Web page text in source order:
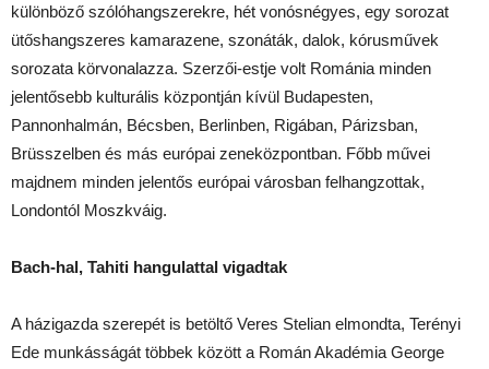
különböző szólóhangszerekre, hét vonósnégyes, egy sorozat
ütőshangszeres kamarazene, szonáták, dalok, kórusművek
sorozata körvonalazza. Szerzői-estje volt Románia minden
jelentősebb kulturális központján kívül Budapesten,
Pannonhalmán, Bécsben, Berlinben, Rigában, Párizsban,
Brüsszelben és más európai zeneközpontban. Főbb művei
majdnem minden jelentős európai városban felhangzottak,
Londontól Moszkváig.
Bach-hal, Tahiti hangulattal vigadtak
A házigazda szerepét is betöltő Veres Stelian elmondta, Terényi
Ede munkásságát többek között a Román Akadémia George